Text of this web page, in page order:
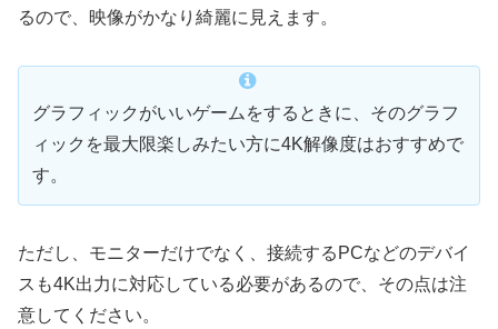
るので、映像がかなり綺麗に見えます。
グラフィックがいいゲームをするときに、そのグラフ
ィックを最大限楽しみたい方に4K解像度はおすすめで
す。
ただし、モニターだけでなく、接続するPCなどのデバイ
スも4K出力に対応している必要があるので、その点は注
意してください。